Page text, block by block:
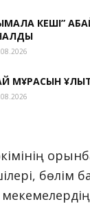
КЕШІ”
МҰРАСЫН
бөлім